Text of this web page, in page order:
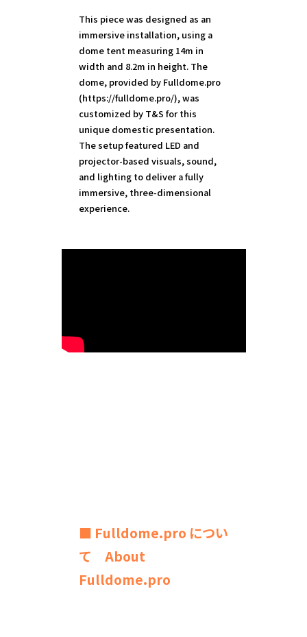
This piece was designed as an
immersive installation, using a
dome tent measuring 14m in
width and 8.2m in height. The
dome, provided by Fulldome.pro
(https://fulldome.pro/), was
customized by T&S for this
unique domestic presentation.
The setup featured LED and
projector-based visuals, sound,
and lighting to deliver a fully
immersive, three-dimensional
experience.
■ Fulldome.pro につい
て About
Fulldome.pro